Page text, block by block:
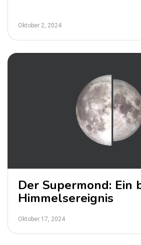
Oktober 2, 2024
Der Supermond: Ein
Himmelsereignis
Oktober 17, 2024